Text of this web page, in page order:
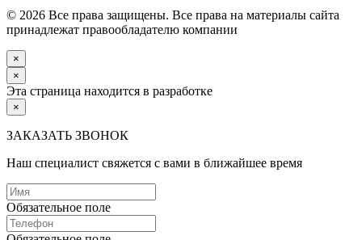
© 2026 Все права защищены. Все права на материалы сайта
принадлежат правообладателю компании
×
×
Эта страница находится в разработке
×
ЗАКАЗАТЬ ЗВОНОК
Наш специалист свяжется с вами в ближайшее время
Обязательное поле